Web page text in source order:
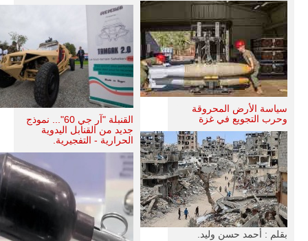
سياسة الأرض المحروقة
وحرب التجويع في غزة
بقلم : أحمد حسن وليد.
القنبلة "آر جي 60"... نموذج
جديد من القنابل اليدوية
الحرارية - التفجيرية.